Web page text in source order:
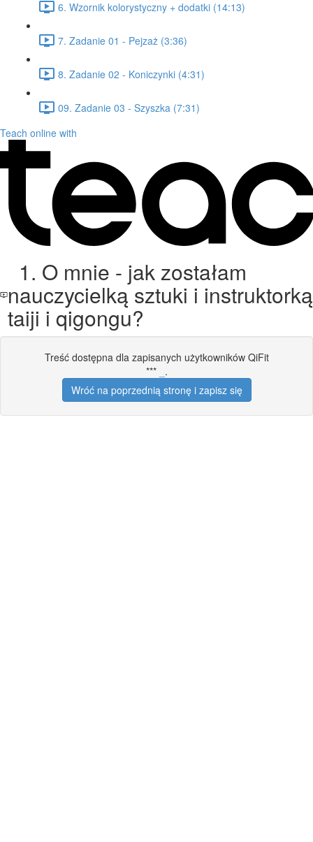
6. Wzornik kolorystyczny + dodatki (14:13)
7. Zadanie 01 - Pejzaż (3:36)
8. Zadanie 02 - Koniczynki (4:31)
09. Zadanie 03 - Szyszka (7:31)
Teach online with
1. O mnie - jak zostałam
nauczycielką sztuki i instruktorką
taiji i qigongu?
Treść dostępna dla zapisanych użytkowników QiFit
***
.
Wróć na poprzednią stronę i zapisz się